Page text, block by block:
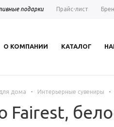
подарки Прайс-лист
О КОМПАНИИ КАТАЛОГ
дома - Интерьерные сувениры -
Fairest,